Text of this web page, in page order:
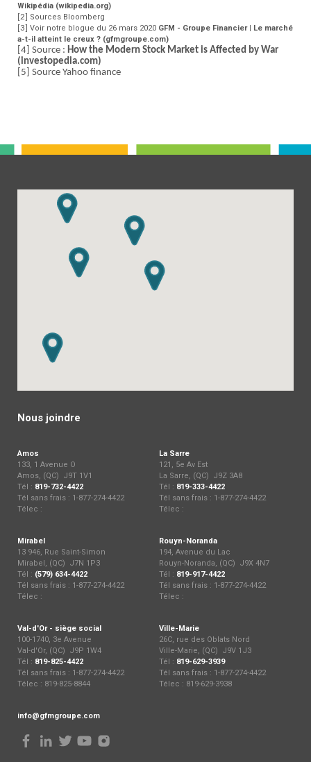
Wikipédia (wikipedia.org)
[2] Sources Bloomberg
[3] Voir notre blogue du 26 mars 2020 GFM - Groupe Financier | Le marché
a-t-il atteint le creux ? (gfmgroupe.com)
[4] Source : How the Modern Stock Market is Affected by War
(investopedia.com)
[5] Source Yahoo finance
Nous joindre
Amos
133, 1 Avenue O
Amos, (QC) J9T 1V1
Tél : 819-732-4422
Tél sans frais : 1-877-274-4422
Télec :
La Sarre
121, 5e Av Est
La Sarre, (QC) J9Z 3A8
Tél : 819-333-4422
Tél sans frais : 1-877-274-4422
Télec :
Mirabel
13 946, Rue Saint-Simon
Mirabel, (QC) J7N 1P3
Tél : (579) 634-4422
Tél sans frais : 1-877-274-4422
Télec :
Rouyn-Noranda
194, Avenue du Lac
Rouyn-Noranda, (QC) J9X 4N7
Tél : 819-917-4422
Tél sans frais : 1-877-274-4422
Télec :
Val-d'Or - siège social
100-1740, 3e Avenue
Val-d'Or, (QC) J9P 1W4
Tél : 819-825-4422
Tél sans frais : 1-877-274-4422
Télec : 819-825-8844
Ville-Marie
26C, rue des Oblats Nord
Ville-Marie, (QC) J9V 1J3
Tél : 819-629-3939
Tél sans frais : 1-877-274-4422
Télec : 819-629-3938
info@gfmgroupe.com